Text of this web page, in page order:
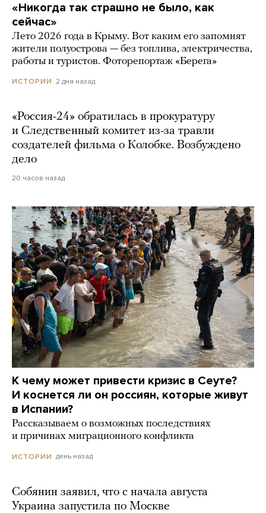
«Никогда так страшно не было, как
сейчас»
Лето 2026 года в Крыму. Вот каким его запомнят
жители полуострова — без топлива, электричества,
работы и туристов. Фоторепортаж «Берега»
ИСТОРИИ 2 дня назад
«Россия-24» обратилась в прокуратуру
и Следственный комитет из-за травли
создателей фильма о Колобке. Возбуждено
дело
20 часов назад
К чему может привести кризис в Сеуте?
И коснется ли он россиян, которые живут
в Испании?
Рассказываем о возможных последствиях
и причинах миграционного конфликта
ИСТОРИИ день назад
Собянин заявил, что с начала августа
Украина запустила по Москве